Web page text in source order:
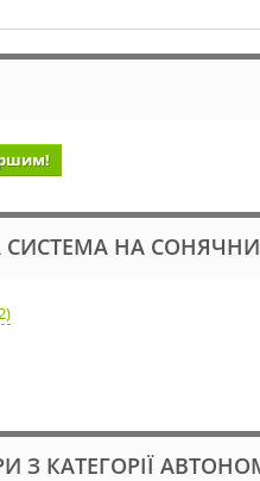
НА
З КАТЕГОРІЇ